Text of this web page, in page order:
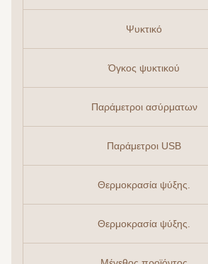
Ψυκτικό
Όγκος ψυκτικού
Παράμετροι ασύρματων
Παράμετροι USB
Θερμοκρασία ψύξης.
Θερμοκρασία ψύξης.